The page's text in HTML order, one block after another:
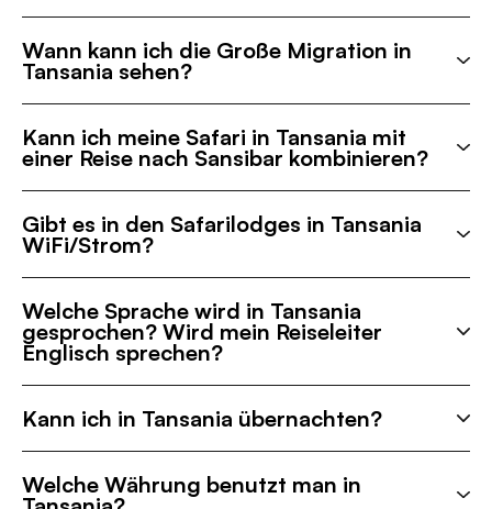
Wann kann ich die Große Migration in
Tansania sehen?
Kann ich meine Safari in Tansania mit
einer Reise nach Sansibar kombinieren?
Gibt es in den Safarilodges in Tansania
WiFi/Strom?
Welche Sprache wird in Tansania
gesprochen? Wird mein Reiseleiter
Englisch sprechen?
Kann ich in Tansania übernachten?
Welche Währung benutzt man in